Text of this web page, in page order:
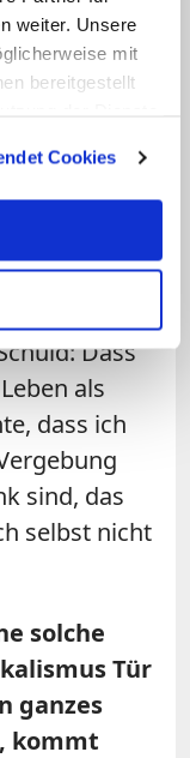
weiter. Unsere
mit
bereitgestellt
Cookies
Bejahung
durch
wird.
mit allem
dass es
ich
und auch
Zum
Dass
als
dass ich
sind, das
selbst nicht
solche
Tür
ganzes
kommt